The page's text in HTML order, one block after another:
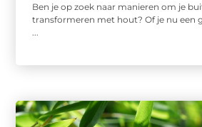
Ben je op zoek naar manieren om je
transformeren met hout? Of je nu een